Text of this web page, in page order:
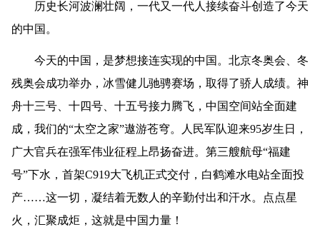
历史长河波澜壮阔，一代又一代人接续奋斗创造了今天
的中国。
今天的中国，是梦想接连实现的中国。北京冬奥会、冬
残奥会成功举办，冰雪健儿驰骋赛场，取得了骄人成绩。神
舟十三号、十四号、十五号接力腾飞，中国空间站全面建
成，我们的“太空之家”遨游苍穹。人民军队迎来95岁生日，
广大官兵在强军伟业征程上昂扬奋进。第三艘航母“福建
号”下水，首架C919大飞机正式交付，白鹤滩水电站全面投
产……这一切，凝结着无数人的辛勤付出和汗水。点点星
火，汇聚成炬，这就是中国力量！